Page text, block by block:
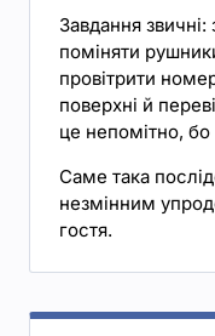
Завдання
поміняти
провітрити
поверхні й
це непомітно,
Саме така
незмінним
гостя.